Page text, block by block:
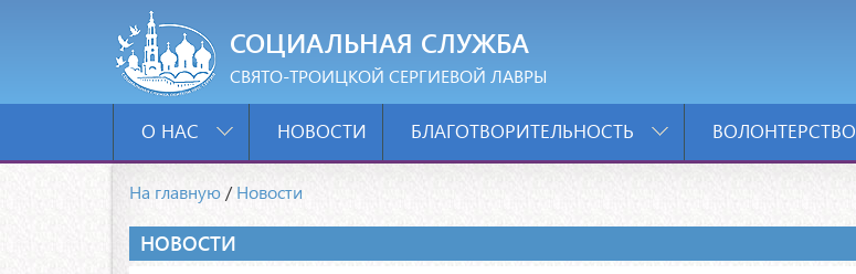
СОЦИАЛЬНАЯ СЛУЖБА
СВЯТО-ТРОИЦКОЙ СЕРГИЕВОЙ ЛАВРЫ
О НАС НОВОСТИ БЛАГОТВОРИТЕЛЬНОСТЬ ВОЛОНТЕРСТВО
На главную /Новости
НОВОСТИ